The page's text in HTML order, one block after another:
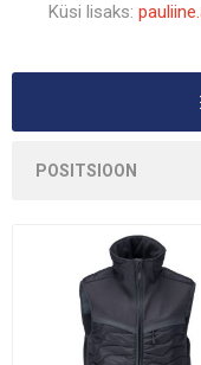
Küsi lisaks: